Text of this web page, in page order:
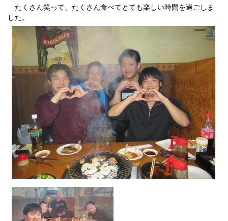
たくさん笑って、たくさん食べてとても楽しい時間を過ごしま
した。